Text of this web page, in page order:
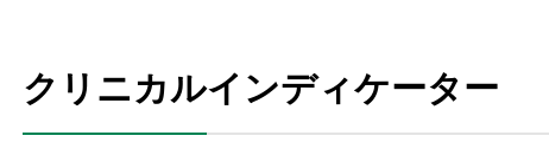
クリニカルインディケーター